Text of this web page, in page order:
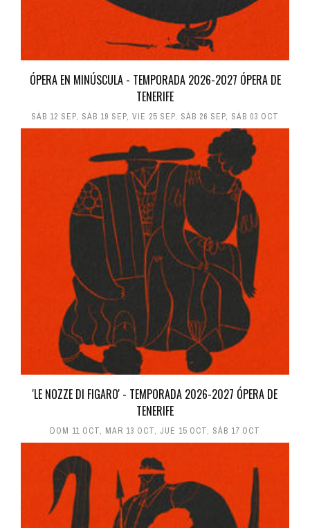
ÓPERA EN MINÚSCULA - TEMPORADA 2026-2027 ÓPERA DE
TENERIFE
SÁB 12 SEP, SÁB 19 SEP, VIE 25 SEP, SÁB 26 SEP, SÁB 03 OCT
'LE NOZZE DI FIGARO' - TEMPORADA 2026-2027 ÓPERA DE
TENERIFE
DOM 11 OCT, MAR 13 OCT, JUE 15 OCT, SÁB 17 OCT